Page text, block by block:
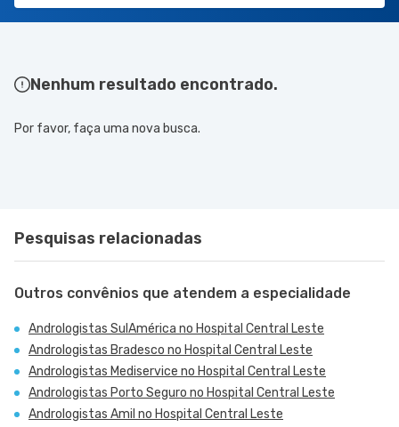
Nenhum resultado encontrado.
Por favor, faça uma nova busca.
Pesquisas relacionadas
Outros convênios que atendem a especialidade
Andrologistas SulAmérica no Hospital Central Leste
Andrologistas Bradesco no Hospital Central Leste
Andrologistas Mediservice no Hospital Central Leste
Andrologistas Porto Seguro no Hospital Central Leste
Andrologistas Amil no Hospital Central Leste